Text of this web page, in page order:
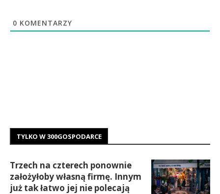
0 KOMENTARZY
TYLKO W 300GOSPODARCE
Trzech na czterech ponownie
założyłoby własną firmę. Innym
już tak łatwo jej nie polecają